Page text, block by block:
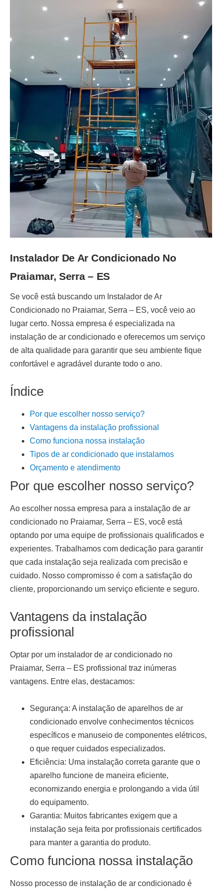
Instalador De Ar Condicionado No
Praiamar, Serra – ES
Se você está buscando um Instalador de Ar
Condicionado no Praiamar, Serra – ES, você veio ao
lugar certo. Nossa empresa é especializada na
instalação de ar condicionado e oferecemos um serviço
de alta qualidade para garantir que seu ambiente fique
confortável e agradável durante todo o ano.
Índice
Por que escolher nosso serviço?
Vantagens da instalação profissional
Como funciona nossa instalação
Tipos de ar condicionado que instalamos
Orçamento e atendimento
Por que escolher nosso serviço?
Ao escolher nossa empresa para a instalação de ar
condicionado no Praiamar, Serra – ES, você está
optando por uma equipe de profissionais qualificados e
experientes. Trabalhamos com dedicação para garantir
que cada instalação seja realizada com precisão e
cuidado. Nosso compromisso é com a satisfação do
cliente, proporcionando um serviço eficiente e seguro.
Vantagens da instalação
profissional
Optar por um instalador de ar condicionado no
Praiamar, Serra – ES profissional traz inúmeras
vantagens. Entre elas, destacamos:
Segurança: A instalação de aparelhos de ar
condicionado envolve conhecimentos técnicos
específicos e manuseio de componentes elétricos,
o que requer cuidados especializados.
Eficiência: Uma instalação correta garante que o
aparelho funcione de maneira eficiente,
economizando energia e prolongando a vida útil
do equipamento.
Garantia: Muitos fabricantes exigem que a
instalação seja feita por profissionais certificados
para manter a garantia do produto.
Como funciona nossa instalação
Nosso processo de instalação de ar condicionado é